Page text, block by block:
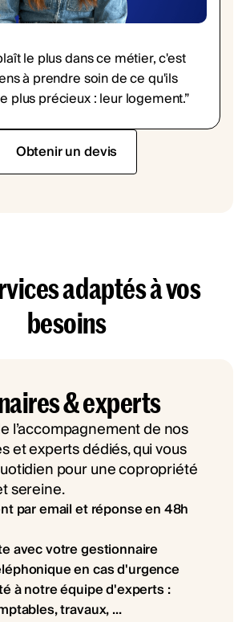
le plus dans ce métier, c'est
à prendre soin de ce qu'ils
plus précieux : leur logement.”
Obtenir un devis
adaptés à vos
besoins
& experts
l’accompagnement de nos
et experts dédiés, qui vous
pour une copropriété
sereine.
par email et réponse en 48h
avec votre gestionnaire
en cas d'urgence
à notre équipe d'experts :
travaux, ...